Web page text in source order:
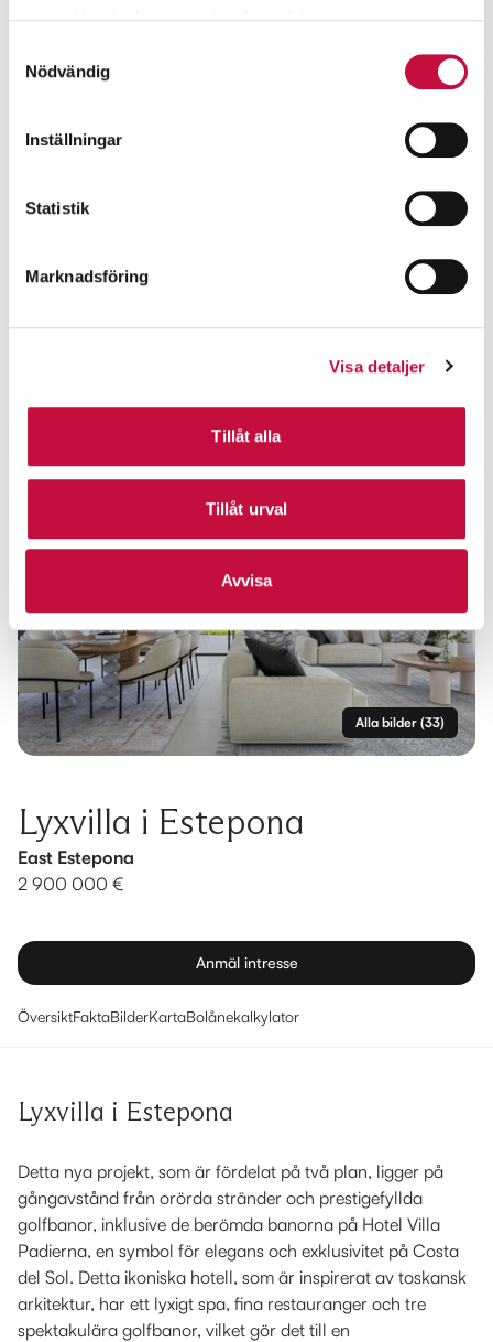
Nödvändig
Inställningar
Statistik
Marknadsföring
Visa detaljer
Tillåt alla
Tillåt urval
Avvisa
Alla bilder (33)
Lyxvilla i Estepona
East Estepona
2 900 000 €
Anmäl intresse
ÖversiktFaktaBilderKartaBolånekalkylator
Lyxvilla i Estepona
Detta nya projekt, som är fördelat på två plan, ligger på
gångavstånd från orörda stränder och prestigefyllda
golfbanor, inklusive de berömda banorna på Hotel Villa
Padierna, en symbol för elegans och exklusivitet på Costa
del Sol. Detta ikoniska hotell, som är inspirerat av toskansk
arkitektur, har ett lyxigt spa, fina restauranger och tre
spektakulära golfbanor, vilket gör det till en